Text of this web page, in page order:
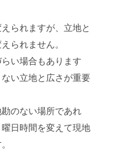
られますが、立地と
られません。
い場合もあります
い立地と広さが重要
のない場所であれ
日時間を変えて現地